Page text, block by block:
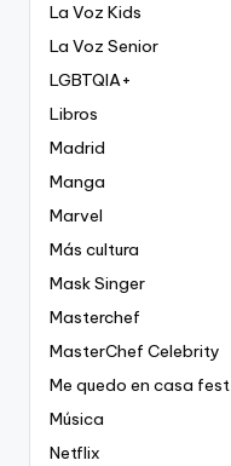
La Voz Kids
La Voz Senior
LGBTQIA+
Libros
Madrid
Manga
Marvel
Más cultura
Mask Singer
Masterchef
MasterChef Celebrity
Me quedo en casa fest
Música
Netflix